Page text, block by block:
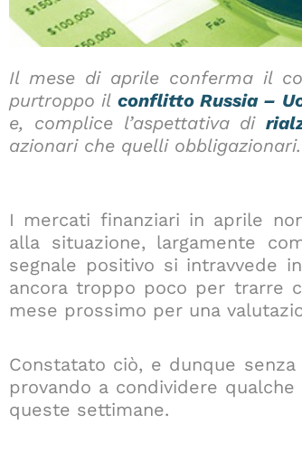
Il mese di aprile conferma il
purtroppo il conflitto Russia –
e, complice l’aspettativa di
azionari che quelli
I mercati finanziari in aprile
alla situazione, largamente
segnale positivo si intravvede
ancora troppo poco per trarre
mese prossimo per una
Constatato ciò, e dunque
provando a condividere
queste settimane.